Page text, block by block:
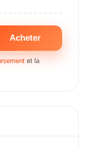
Acheter
et la